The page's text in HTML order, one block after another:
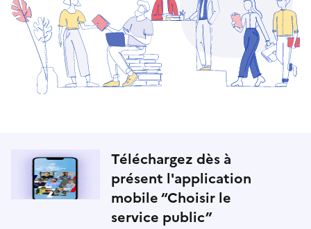
Téléchargez dès à
présent l'application
mobile “Choisir le
service public”